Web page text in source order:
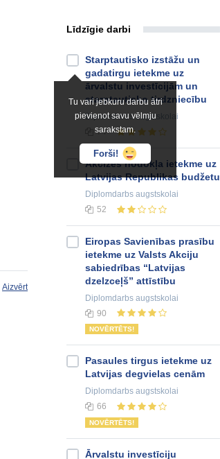
Aizvērt
Līdzīgie darbi
Tu vari jebkuru darbu ātri
pievienot savu vēlmju
sarakstam.
Forši!
Starptautisko izstāžu un
gadatirgu ietekme uz
ārvalstu investīcijām un
starptautisko tirdzniecību
Diplomdarbsaugstskolai
74
Akcīzes nodokļa ietekme uz
Latvijas Republikas budžetu
Diplomdarbs augstskolai
52
Eiropas Savienības prasību
ietekme uz Valsts Akciju
sabiedrības “Latvijas
dzelzceļš” attīstību
Diplomdarbs augstskolai
90
NOVĒRTĒTS!
Pasaules tirgus ietekme uz
Latvijas degvielas cenām
Diplomdarbs augstskolai
66
NOVĒRTĒTS!
Ārvalstu investīciju